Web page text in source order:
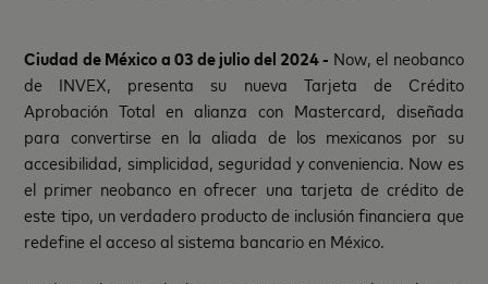
Ciudad de México a 03 de julio del 2024 - Now, el neobanco
de INVEX, presenta su nueva Tarjeta de Crédito
Aprobación Total en alianza con Mastercard, diseñada
para convertirse en la aliada de los mexicanos por su
accesibilidad, simplicidad, seguridad y conveniencia. Now es
el primer neobanco en ofrecer una tarjeta de crédito de
este tipo, un verdadero producto de inclusión financiera que
redefine el acceso al sistema bancario en México.